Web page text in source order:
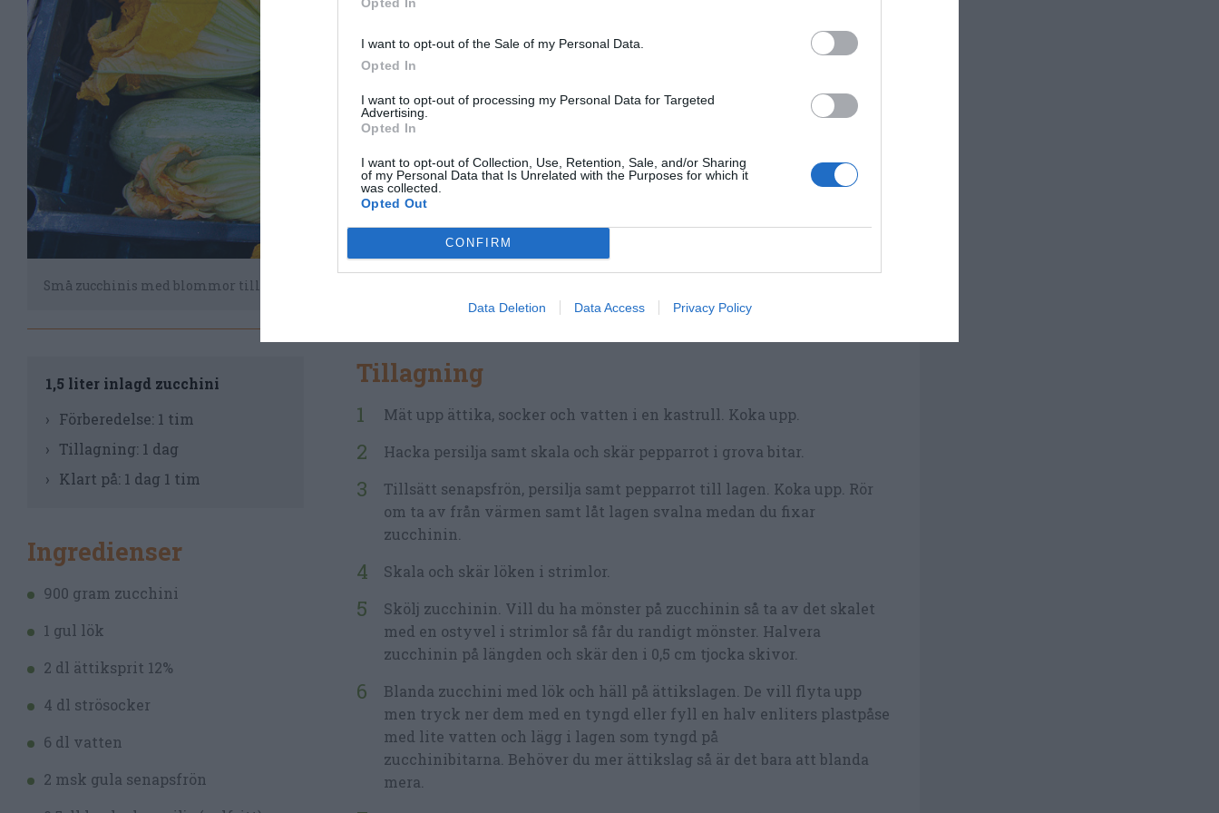
I want to opt-out of the Sale of my Personal Data.
Opted In
I want to opt-out of processing my Personal Data for Targeted
Advertising.
Opted In
I want to opt-out of Collection, Use, Retention, Sale, and/or Sharing
of my Personal Data that Is Unrelated with the Purposes for which it
was collected.
Opted Out
CONFIRM
Data Deletion Data Access Privacy Policy
Små zucchinis med blommor till salu på torget
1,5 liter inlagd zucchini
Förberedelse: 1 tim
Tillagning: 1 dag
Klart på: 1 dag 1 tim
Ingredienser
900 gram zucchini
1 gul lök
2 dl ättiksprit 12%
4 dl strösocker
6 dl vatten
2 msk gula senapsfrön
Tillagning
Mät upp ättika, socker och vatten i en kastrull. Koka upp.
Hacka persilja samt skala och skär pepparrot i grova bitar.
Tillsätt senapsfrön, persilja samt pepparrot till lagen. Koka upp. Rör
om ta av från värmen samt låt lagen svalna medan du fixar
zucchinin.
Skala och skär löken i strimlor.
Skölj zucchinin. Vill du ha mönster på zucchinin så ta av det skalet
med en ostyvel i strimlor så får du randigt mönster. Halvera
zucchinin på längden och skär den i 0,5 cm tjocka skivor.
Blanda zucchini med lök och häll på ättikslagen. De vill flyta upp
men tryck ner dem med en tyngd eller fyll en halv enliters plastpåse
med lite vatten och lägg i lagen som tyngd på
zucchinibitarna. Behöver du mer ättikslag så är det bara att blanda
mera.